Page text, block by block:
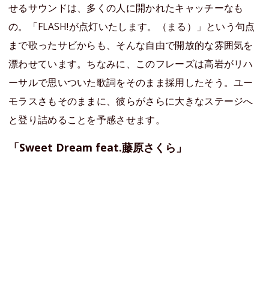
せるサウンドは、多くの人に開かれたキャッチーなも
の。「FLASH!が点灯いたします。（まる）」という句点
まで歌ったサビからも、そんな自由で開放的な雰囲気を
漂わせています。ちなみに、このフレーズは高岩がリハ
ーサルで思いついた歌詞をそのまま採用したそう。ユー
モラスさもそのままに、彼らがさらに大きなステージへ
と登り詰めることを予感させます。
「Sweet Dream feat.藤原さくら」